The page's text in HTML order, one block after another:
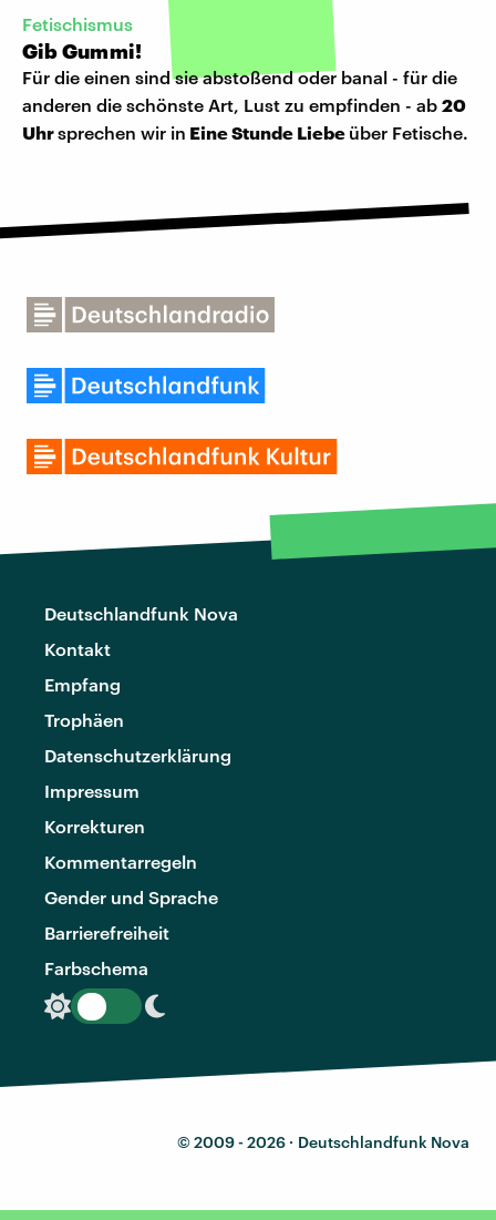
Fetischismus
Gib Gummi!
Für die einen sind sie abstoßend oder banal - für die
anderen die schönste Art, Lust zu empfinden - ab 20
Uhrsprechen wir in Eine Stunde Liebe über Fetische.
Deutschlandfunk Nova
Kontakt
Empfang
Trophäen
Datenschutzerklärung
Impressum
Korrekturen
Kommentarregeln
Gender und Sprache
Barrierefreiheit
Farbschema
© 2009 - 2026 · Deutschlandfunk Nova